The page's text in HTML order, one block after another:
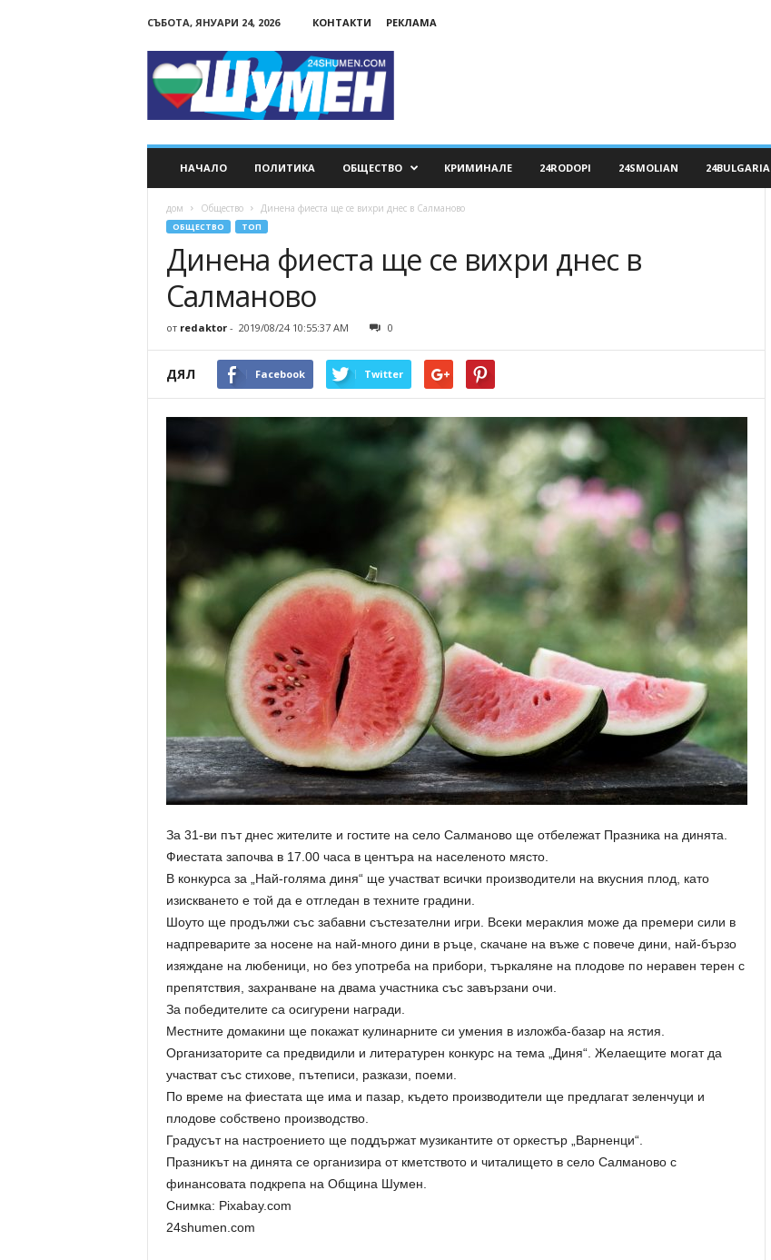
СЪБОТА, ЯНУАРИ 24, 2026 КОНТАКТИ РЕКЛАМА
НАЧАЛО ПОЛИТИКА ОБЩЕСТВО КРИМИНАЛЕ 24RODOPI 24SMOLIAN 24BULGARIA
дом Общество Динена фиеста ще се вихри днес в Салманово
ОБЩЕСТВО ТОП
Динена фиеста ще се вихри днес в
Салманово
от redaktor- 2019/08/24 10:55:37 AM 0
ДЯЛ Facebook Twitter
За 31-ви път днес жителите и гостите на село Салманово ще отбележат Празника на динята.
Фиестата започва в 17.00 часа в центъра на населеното място.
В конкурса за „Най-голяма диня“ ще участват всички производители на вкусния плод, като
изискването е той да е отгледан в техните градини.
Шоуто ще продължи със забавни състезателни игри. Всеки мераклия може да премери сили в
надпреварите за носене на най-много дини в ръце, скачане на въже с повече дини, най-бързо
изяждане на любеници, но без употреба на прибори, търкаляне на плодове по неравен терен с
препятствия, захранване на двама участника със завързани очи.
За победителите са осигурени награди.
Местните домакини ще покажат кулинарните си умения в изложба-базар на ястия.
Организаторите са предвидили и литературен конкурс на тема „Диня“. Желаещите могат да
участват със стихове, пътеписи, разкази, поеми.
По време на фиестата ще има и пазар, където производители ще предлагат зеленчуци и
плодове собствено производство.
Градусът на настроението ще поддържат музикантите от оркестър „Варненци“.
Празникът на динята се организира от кметството и читалището в село Салманово с
финансовата подкрепа на Община Шумен.
Снимка: Pixabay.com
24shumen.com